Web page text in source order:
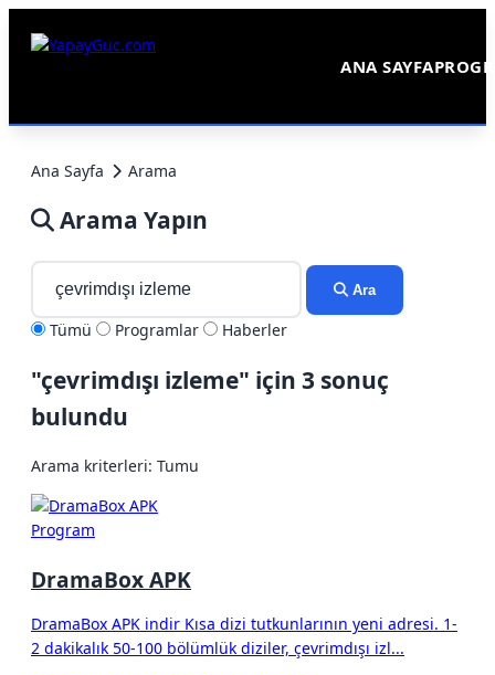
ANA SAYFA
Ana Sayfa Arama
Arama Yapın
Ara
Tümü Programlar Haberler
"çevrimdışı izleme" için 3 sonuç
bulundu
Arama kriterleri: Tumu
Program
DramaBox APK
DramaBox APK indir Kısa dizi tutkunlarının yeni adresi. 1-
2 dakikalık 50-100 bölümlük diziler, çevrimdışı izl...